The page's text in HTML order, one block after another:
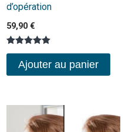
d’opération
59,90 €
Note
5.00
sur 5
Ajouter au panier